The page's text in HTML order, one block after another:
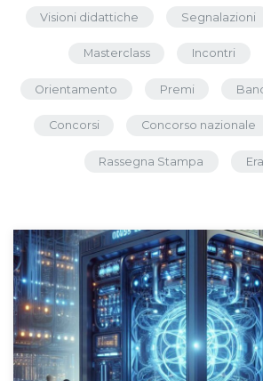
Visioni didattiche Segnalazioni
Masterclass Incontri
Orientamento Premi
Concorsi Concorso nazionale
Rassegna Stampa